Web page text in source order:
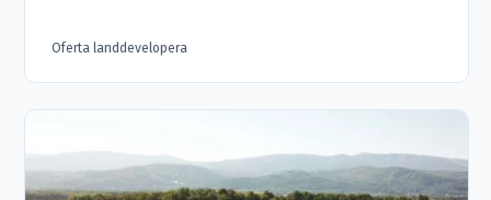
Oferta landdevelopera